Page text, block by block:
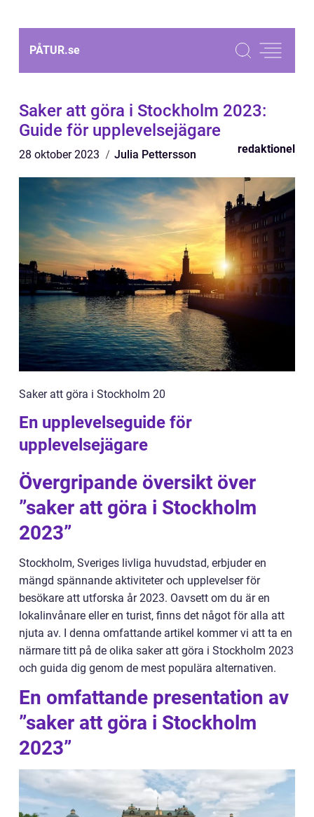
PÅTUR.se
Saker att göra i Stockholm 2023:
Guide för upplevelsejägare
28 oktober 2023 Julia Pettersson redaktionel
Saker att göra i Stockholm 20
En upplevelseguide för
upplevelsejägare
Övergripande översikt över
”saker att göra i Stockholm
2023”
Stockholm, Sveriges livliga huvudstad, erbjuder en
mängd spännande aktiviteter och upplevelser för
besökare att utforska år 2023. Oavsett om du är en
lokalinvånare eller en turist, finns det något för alla att
njuta av. I denna omfattande artikel kommer vi att ta en
närmare titt på de olika saker att göra i Stockholm 2023
och guida dig genom de mest populära alternativen.
En omfattande presentation av
”saker att göra i Stockholm
2023”